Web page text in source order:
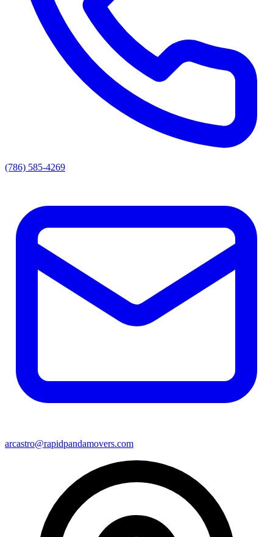
(786) 585-4269
arcastro@rapidpandamovers.com